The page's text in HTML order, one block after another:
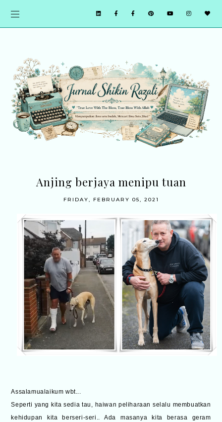
Anjing berjaya menipu tuan
FRIDAY, FEBRUARY 05, 2021
Assalamualaikum wbt...
Seperti yang kita sedia tau, haiwan peliharaan selalu membuatkan
kehidupan kita berseri-seri.. Ada masanya kita berasa geram